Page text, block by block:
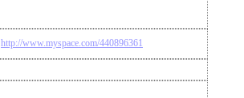
http://www.myspace.com/440896361